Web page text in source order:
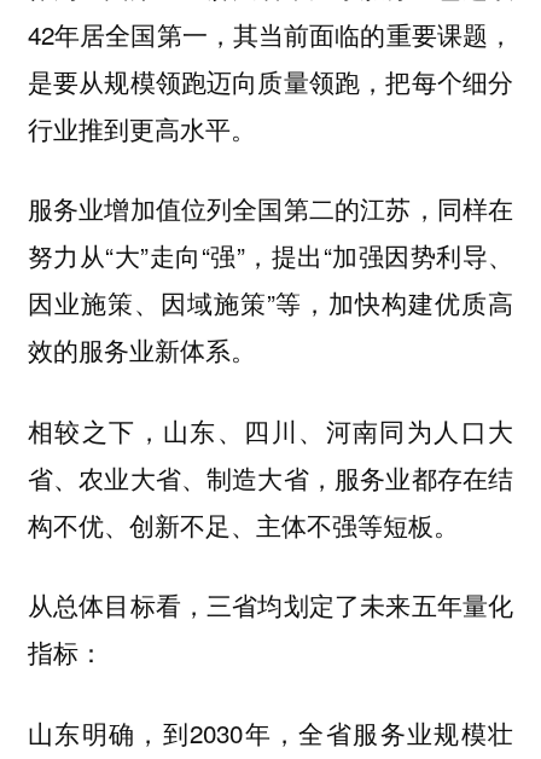
42年居全国第一，其当前面临的重要课题，
是要从规模领跑迈向质量领跑，把每个细分
行业推到更高水平。
服务业增加值位列全国第二的江苏，同样在
努力从“大”走向“强”，提出“加强因势利导、
因业施策、因域施策”等，加快构建优质高
效的服务业新体系。
相较之下，山东、四川、河南同为人口大
省、农业大省、制造大省，服务业都存在结
构不优、创新不足、主体不强等短板。
从总体目标看，三省均划定了未来五年量化
指标：
山东明确，到2030年，全省服务业规模壮